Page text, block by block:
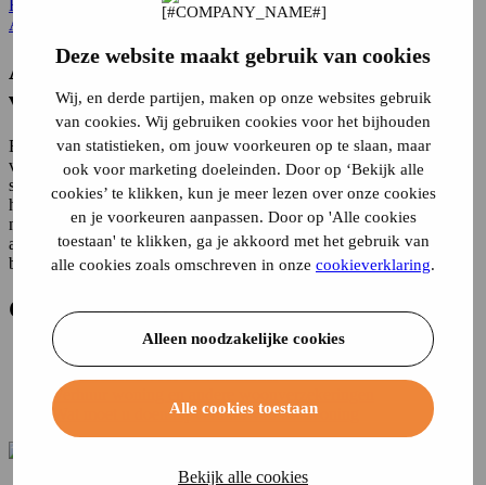
Deze website maakt gebruik van cookies
Wij, en derde partijen, maken op onze websites gebruik
van cookies. Wij gebruiken cookies voor het bijhouden
van statistieken, om jouw voorkeuren op te slaan, maar
ook voor marketing doeleinden. Door op ‘Bekijk alle
cookies’ te klikken, kun je meer lezen over onze cookies
en je voorkeuren aanpassen. Door op 'Alle cookies
toestaan' te klikken, ga je akkoord met het gebruik van
alle cookies zoals omschreven in onze cookieverklaring.
Alleen noodzakelijke cookies
Alle cookies toestaan
Bekijk alle cookies
Home Aansprakelijkheid… verhuur woning
Aansprakelijkheid…
Aansprakelijkheids­verzekering bij de
verhuur van een woning
Een aansprakelijkheidsverzekeringis een verzekering waarmee je
verzekerd bent als je schade toebrengt aan een ander of andermans
spullen. In principe is dit een verzekering voor u als particulier. Op
het moment dat u uwwoning verhuurtwordt u in veel gevallen
niet meer gezien als particulier. Dit houdt in dat uw particuliere
aansprakelijkheidsverzekering wellicht niet voldoende dekking
biedt, wat grote financiële gevolgen voor u kan hebben.
Ga directnaar
Voorwaarden aansprakelijkheidsverzekering verhuur woning
Verhuur woning en andere woonverzekeringen
Wat moet u doen bij verhuur van uw woning